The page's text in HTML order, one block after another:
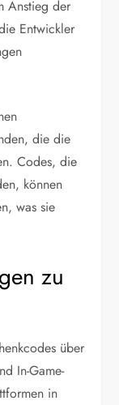
Anstieg der
Entwickler
die die
Codes, die
können
was sie
zu
über
In-Game-
in